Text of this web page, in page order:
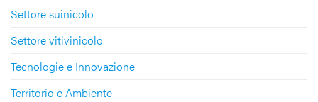
Settore suinicolo
Settore vitivinicolo
Tecnologie e Innovazione
Territorio e Ambiente